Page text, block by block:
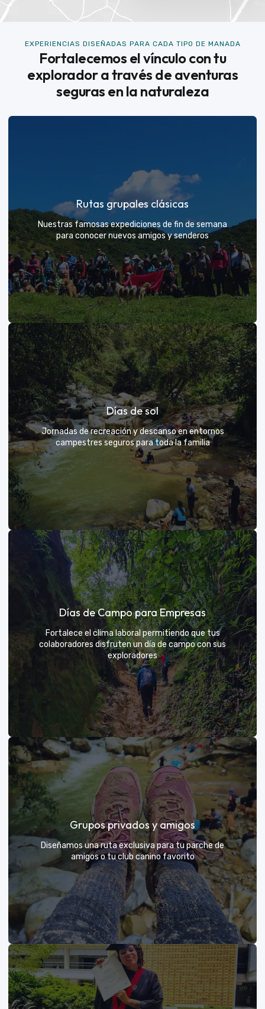
EXPERIENCIAS DISEÑADAS PARA CADA TIPO DE MANADA
Fortalecemos el vínculo con tu
explorador a través de aventuras
seguras en la naturaleza
Rutas grupales clásicas
Nuestras famosas expediciones de fin de semana
para conocer nuevos amigos y senderos
Rutas grupales clásicas
Únete a la manada y descubre nuevos senderos
VER MÁS
Días de sol
Jornadas de recreación y descanso en entornos
campestres seguros para toda la familia
Días de sol
Un respiro campestre diseñado para el descanso y la
diversión de todos
VER MÁS
Días de Campo para Empresas
Fortalece el clima laboral permitiendo que tus
colaboradores disfruten un día de campo con sus
exploradores
Días de Campo para Empresas
El mejor beneficio para tu equipo: compartir con sus
exploradores y fortalecer lazos rodeados de
naturaleza
VER MÁS
Grupos privados y amigos
Diseñamos una ruta exclusiva para tu parche de
amigos o tu club canino favorito